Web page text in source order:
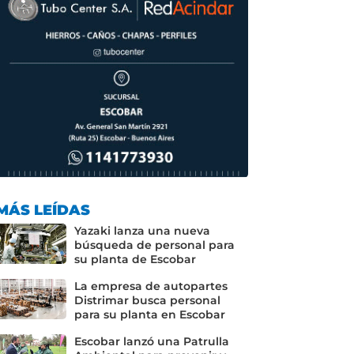
LEÍDAS
Yazaki lanza una nueva
búsqueda de personal para
su planta de Escobar
La empresa de autopartes
Distrimar busca personal
para su planta en Escobar
Escobar lanzó una Patrulla